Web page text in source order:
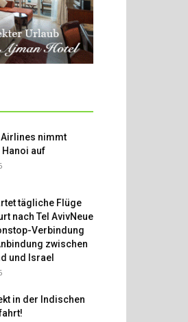
Airlines nimmt
Hanoi auf
tägliche Flüge
nach Tel AvivNeue
Verbindung
zwischen
und Israel
in der Indischen